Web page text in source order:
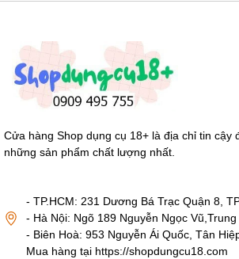
Cửa hàng Shop dụng cụ 18+ là địa chỉ tin cậy
những sản phẩm chất lượng nhất.
- TP.HCM: 231 Dương Bá Trạc Quận 8,
- Hà Nội: Ngõ 189 Nguyễn Ngọc
- Biên Hoà: 953 Nguyễn Ái Quốc, Tân
Mua hàng tại https://shopdungcu18.com